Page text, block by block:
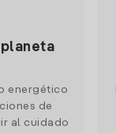
planeta
energético
de
al cuidado